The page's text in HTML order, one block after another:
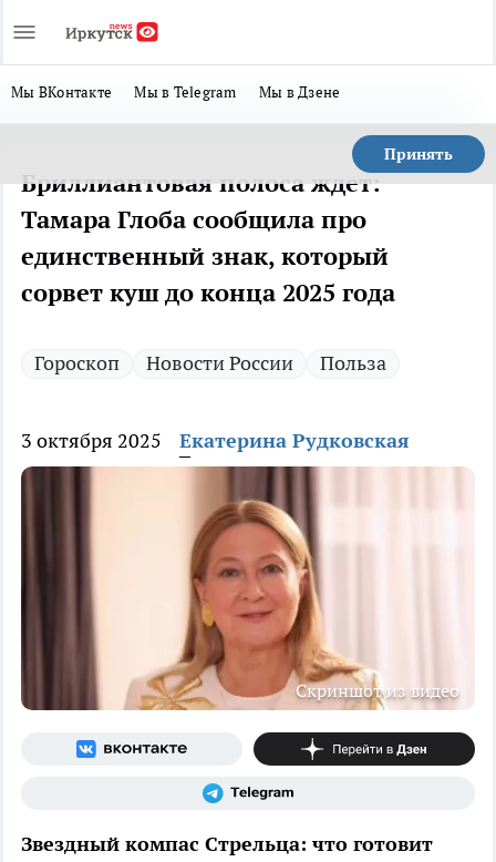
Мы ВКонтакте Мы в Telegram Мы в Дзене
Принять
Бриллиантовая полоса ждет:
Тамара Глоба сообщила про
единственный знак, который
сорвет куш до конца 2025 года
Гороскоп Новости России Польза
3 октября 2025 Екатерина Рудковская
Скриншот из видео
Звездный компас Стрельца: что готовит